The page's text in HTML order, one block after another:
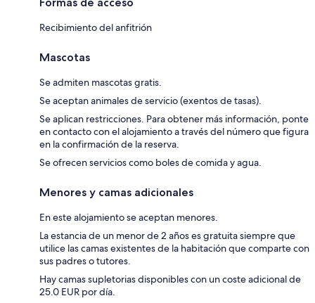
Recibimiento del anfitrión
Mascotas
Se admiten mascotas gratis.
Se aceptan animales de servicio (exentos de tasas).
Se aplican restricciones. Para obtener más información, ponte
en contacto con el alojamiento a través del número que figura
en la confirmación de la reserva.
Se ofrecen servicios como boles de comida y agua.
Menores y camas adicionales
En este alojamiento se aceptan menores.
La estancia de un menor de 2 años es gratuita siempre que
utilice las camas existentes de la habitación que comparte con
sus padres o tutores.
Hay camas supletorias disponibles con un coste adicional de
25.0 EUR por día.